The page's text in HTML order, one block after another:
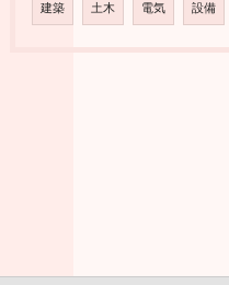
建築 土木 電気 設備